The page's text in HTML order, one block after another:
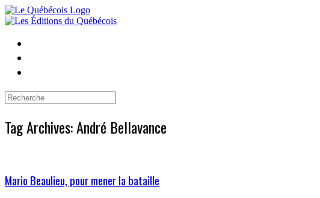
Skip
to
Search
Tag Archives:André Bellavance
Mario Beaulieu, pour mener la bataille